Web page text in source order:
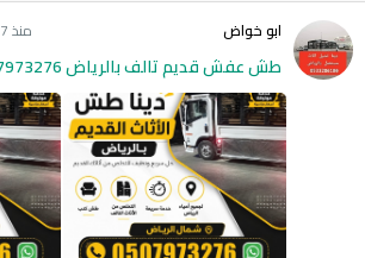
ابو خواض منذ 7 ساعات
طش عفش قديم تالف بالرياض 0507973276 طش الاثاث